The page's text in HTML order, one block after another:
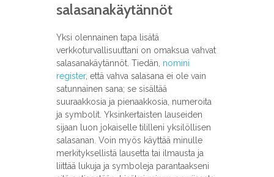
salasanakäytännöt
Yksi olennainen tapa lisätä
verkkoturvallisuuttani on omaksua vahvat
salasanakäytännöt. Tiedän, nomini
register, että vahva salasana ei ole vain
satunnainen sana; se sisältää
suuraakkosia ja pienaakkosia, numeroita
ja symbolit. Yksinkertaisten lauseiden
sijaan luon jokaiselle tililleni yksilöllisen
salasanan. Voin myös käyttää minulle
merkityksellistä lausetta tai ilmausta ja
liittää lukuja ja symboleja parantaakseni